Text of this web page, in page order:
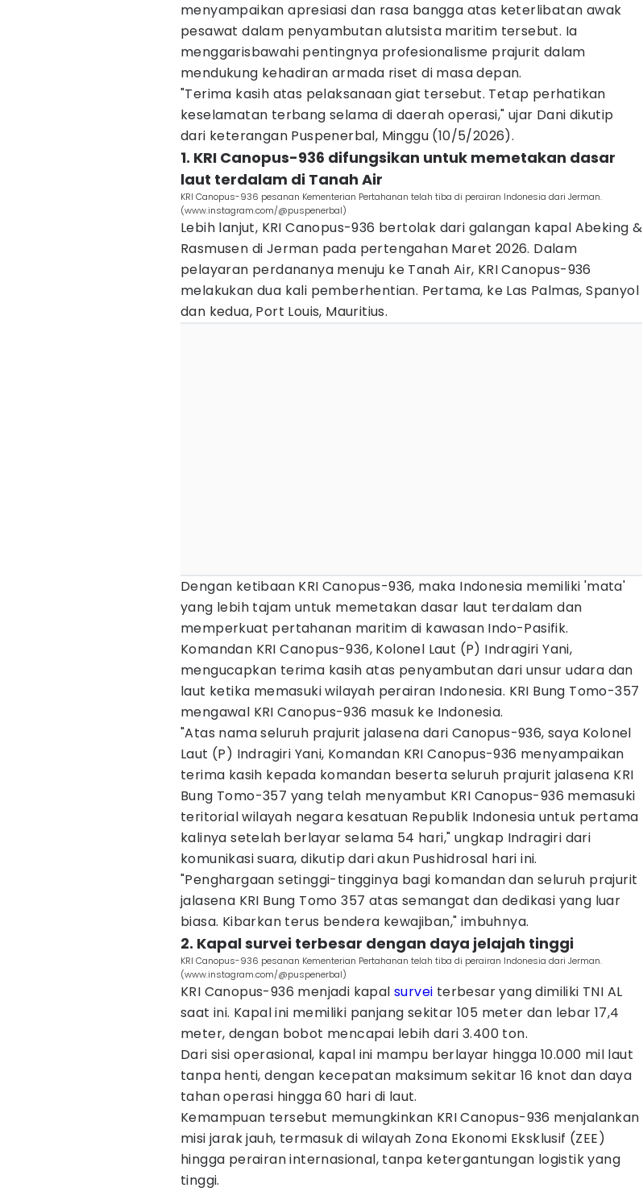
menyampaikan apresiasi dan rasa bangga atas keterlibatan awak
pesawat dalam penyambutan alutsista maritim tersebut. Ia
menggarisbawahi pentingnya profesionalisme prajurit dalam
mendukung kehadiran armada riset di masa depan.
"Terima kasih atas pelaksanaan giat tersebut. Tetap perhatikan
keselamatan terbang selama di daerah operasi," ujar Dani dikutip
dari keterangan Puspenerbal, Minggu (10/5/2026).
1. KRI Canopus-936 difungsikan untuk memetakan dasar
laut terdalam di Tanah Air
KRI Canopus-936 pesanan Kementerian Pertahanan telah tiba di perairan Indonesia dari Jerman.
(www.instagram.com/@puspenerbal)
Lebih lanjut, KRI Canopus-936 bertolak dari galangan kapal Abeking &
Rasmusen di Jerman pada pertengahan Maret 2026. Dalam
pelayaran perdananya menuju ke Tanah Air, KRI Canopus-936
melakukan dua kali pemberhentian. Pertama, ke Las Palmas, Spanyol
dan kedua, Port Louis, Mauritius.
Dengan ketibaan KRI Canopus-936, maka Indonesia memiliki 'mata'
yang lebih tajam untuk memetakan dasar laut terdalam dan
memperkuat pertahanan maritim di kawasan Indo-Pasifik.
Komandan KRI Canopus-936, Kolonel Laut (P) Indragiri Yani,
mengucapkan terima kasih atas penyambutan dari unsur udara dan
laut ketika memasuki wilayah perairan Indonesia. KRI Bung Tomo-357
mengawal KRI Canopus-936 masuk ke Indonesia.
"Atas nama seluruh prajurit jalasena dari Canopus-936, saya Kolonel
Laut (P) Indragiri Yani, Komandan KRI Canopus-936 menyampaikan
terima kasih kepada komandan beserta seluruh prajurit jalasena KRI
Bung Tomo-357 yang telah menyambut KRI Canopus-936 memasuki
teritorial wilayah negara kesatuan Republik Indonesia untuk pertama
kalinya setelah berlayar selama 54 hari," ungkap Indragiri dari
komunikasi suara, dikutip dari akun Pushidrosal hari ini.
"Penghargaan setinggi-tingginya bagi komandan dan seluruh prajurit
jalasena KRI Bung Tomo 357 atas semangat dan dedikasi yang luar
biasa. Kibarkan terus bendera kewajiban," imbuhnya.
2. Kapal survei terbesar dengan daya jelajah tinggi
KRI Canopus-936 pesanan Kementerian Pertahanan telah tiba di perairan Indonesia dari Jerman.
(www.instagram.com/@puspenerbal)
KRI Canopus-936 menjadi kapal survei terbesar yang dimiliki TNI AL
saat ini. Kapal ini memiliki panjang sekitar 105 meter dan lebar 17,4
meter, dengan bobot mencapai lebih dari 3.400 ton.
Dari sisi operasional, kapal ini mampu berlayar hingga 10.000 mil laut
tanpa henti, dengan kecepatan maksimum sekitar 16 knot dan daya
tahan operasi hingga 60 hari di laut.
Kemampuan tersebut memungkinkan KRI Canopus-936 menjalankan
misi jarak jauh, termasuk di wilayah Zona Ekonomi Eksklusif (ZEE)
hingga perairan internasional, tanpa ketergantungan logistik yang
tinggi.